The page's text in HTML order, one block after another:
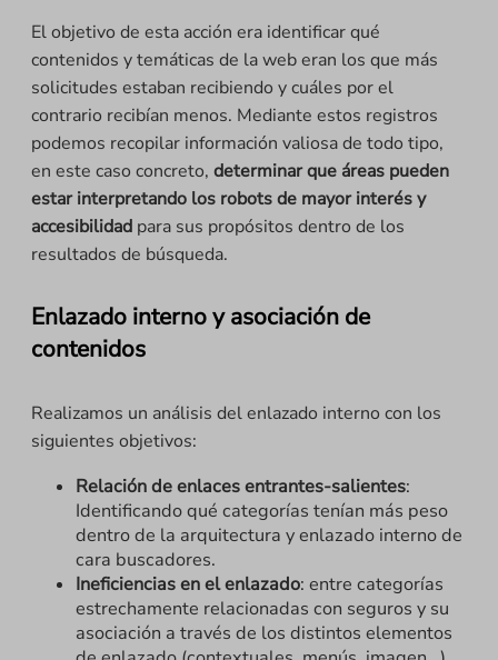
El objetivo de esta acción era identificar qué
contenidos y temáticas de la web eran los que más
solicitudes estaban recibiendo y cuáles por el
contrario recibían menos. Mediante estos registros
podemos recopilar información valiosa de todo tipo,
en este caso concreto, determinar que áreas pueden
estar interpretando los robots de mayor interésy
accesibilidad para sus propósitos dentro de los
resultados de búsqueda.
Enlazado interno y asociación de
contenidos
Realizamos un análisis del enlazado interno con los
siguientes objetivos:
Relación de enlaces entrantes-salientes:
Identificando qué categorías tenían más peso
dentro de la arquitectura y enlazado interno de
cara buscadores.
Ineficiencias en el enlazado: entre categorías
estrechamente relacionadas con seguros y su
asociación a través de los distintos elementos